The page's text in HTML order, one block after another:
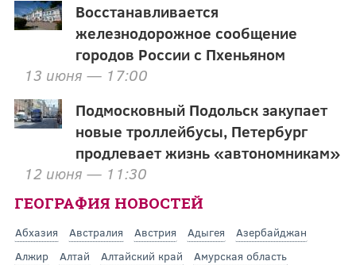
Восстанавливается
железнодорожное сообщение
городов России с Пхеньяном
13 июня — 17:00
Подмосковный Подольск закупает
новые троллейбусы, Петербург
продлевает жизнь «автономникам»
12 июня — 11:30
ГЕОГРАФИЯ НОВОСТЕЙ
Абхазия Австралия Австрия Адыгея
Азербайджан
Алжир
Алтай Алтайский край
Амурская область